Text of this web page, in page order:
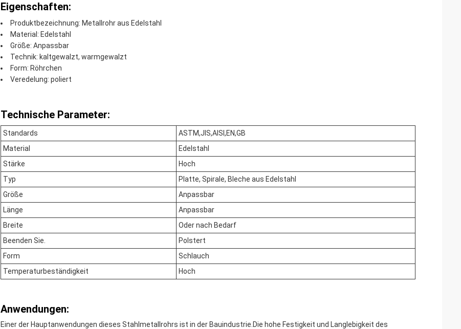
Eigenschaften:
Produktbezeichnung: Metallrohr aus Edelstahl
Material: Edelstahl
Größe: Anpassbar
Technik: kaltgewalzt, warmgewalzt
Form: Röhrchen
Veredelung: poliert
Technische Parameter:
Standards
ASTM,JIS,AISI,EN,GB
Material
Edelstahl
Stärke
Hoch
Typ
Platte, Spirale, Bleche aus Edelstahl
Größe
Anpassbar
Länge
Anpassbar
Breite
Oder nach Bedarf
Beenden Sie.
Polstert
Form
Schlauch
Temperaturbeständigkeit
Hoch
Anwendungen:
Einer der Hauptanwendungen dieses Stahlmetallrohrs ist in der Bauindustrie.Die hohe Festigkeit und Langlebigkeit des